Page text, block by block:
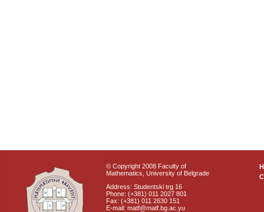
© Copyright 2008 Faculty of
Mathematics, University of Belgrade
Address: Studentski trg 16
Phone: (+381) 011 2027 801
Fax: (+381) 011 2630 151
E-mail: matf@matf.bg.ac.yu